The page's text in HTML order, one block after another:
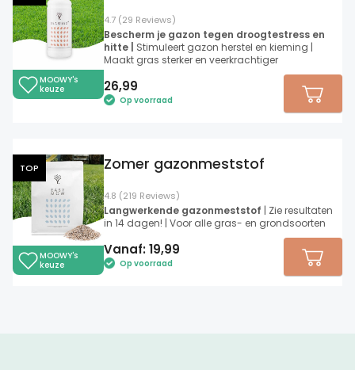
MOOWY's
keuze
4.7 (29 Reviews)
Bescherm je gazon tegen droogtestress en
hitte | Stimuleert gazon herstel en kieming |
Maakt gras sterker en veerkrachtiger
26,99
Op voorraad
TOP
MOOWY's
keuze
4.8 (219 Reviews)
Zomer gazonmeststof
Langwerkende gazonmeststof | Zie resultaten
in 14 dagen! | Voor alle gras- en grondsoorten
Vanaf: 19,99
Op voorraad